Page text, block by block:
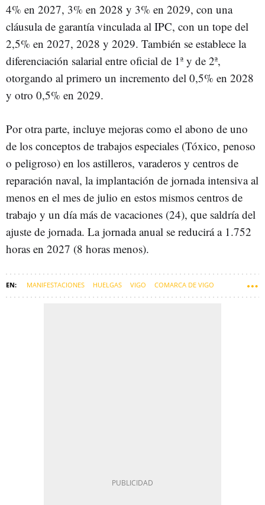
4% en 2027, 3% en 2028 y 3% en 2029, con una
cláusula de garantía vinculada al IPC, con un tope del
2,5% en 2027, 2028 y 2029. También se establece la
diferenciación salarial entre oficial de 1ª y de 2ª,
otorgando al primero un incremento del 0,5% en 2028
y otro 0,5% en 2029.
Por otra parte, incluye mejoras como el abono de uno
de los conceptos de trabajos especiales (Tóxico, penoso
o peligroso) en los astilleros, varaderos y centros de
reparación naval, la implantación de jornada intensiva al
menos en el mes de julio en estos mismos centros de
trabajo y un día más de vacaciones (24), que saldría del
ajuste de jornada. La jornada anual se reducirá a 1.752
horas en 2027 (8 horas menos).
MANIFESTACIONES HUELGAS VIGO COMARCA DE VIGO